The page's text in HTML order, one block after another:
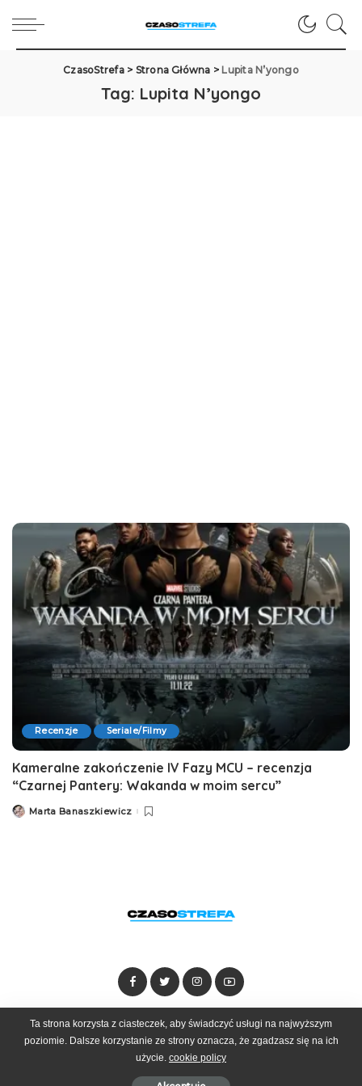
CzasoStrefa> Strona Główna > Lupita N’yongo
Tag: Lupita N’yongo
Recenzje Seriale/Filmy
Kameralne zakończenie IV Fazy MCU – recenzja
“Czarnej Pantery: Wakanda w moim sercu”
PostedMarta Banaszkiewicz
Dołącz do zespołu Kontakt Reklama
Ta strona korzysta z ciasteczek, aby świadczyć usługi na najwyższym
poziomie. Dalsze korzystanie ze strony oznacza, że zgadzasz się na ich
użycie. cookie policy